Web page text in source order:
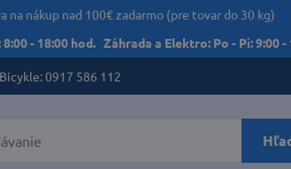
na nákup nad 100€ zadarmo (pre tovar do 30 kg)
- 18:00 hod. Záhrada a Elektro: Po - Pi: 9:00 -
Bicykle: 0917 586 112